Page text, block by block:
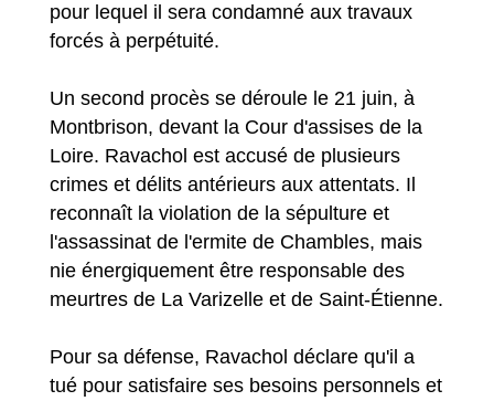
pour lequel il sera condamné aux travaux
forcés à perpétuité.
Un second procès se déroule le 21 juin, à
Montbrison, devant la Cour d'assises de la
Loire. Ravachol est accusé de plusieurs
crimes et délits antérieurs aux attentats. Il
reconnaît la violation de la sépulture et
l'assassinat de l'ermite de Chambles, mais
nie énergiquement être responsable des
meurtres de La Varizelle et de Saint-Étienne.
Pour sa défense, Ravachol déclare qu'il a
tué pour satisfaire ses besoins personnels et